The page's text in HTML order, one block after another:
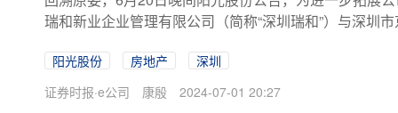
瑞和新业企业管理有限公司（简称“深圳瑞和”）与深圳
阳光股份 房地产
深圳
证券时报·e公司
康殷 2024-07-01 20:27